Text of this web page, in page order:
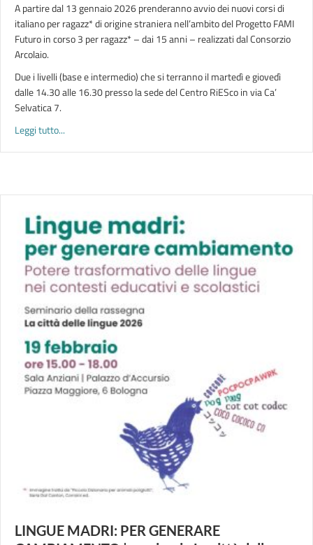
A partire dal 13 gennaio 2026 prenderanno avvio dei nuovi corsi di
italiano per ragazz* di origine straniera nell’ambito del Progetto FAMI
Futuro in corso 3 per ragazz* – dai 15 anni – realizzati dal Consorzio
Arcolaio.
Due i livelli (base e intermedio) che si terranno il martedì e giovedì
dalle 14.30 alle 16.30 presso la sede del Centro RiESco in via Ca’
Selvatica 7.
Leggi tutto...
LINGUE MADRI: PER GENERARE